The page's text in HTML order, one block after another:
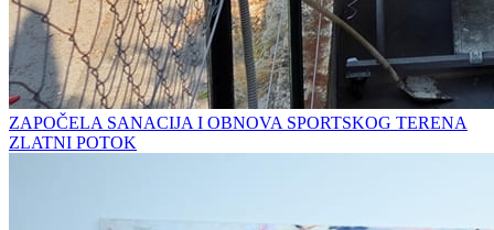
ZAPOČELA SANACIJA I OBNOVA SPORTSKOG TERENA
ZLATNI POTOK